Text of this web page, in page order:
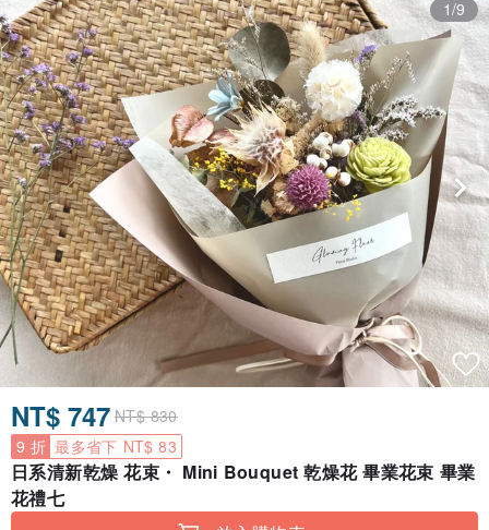
1/9
NT$ 747 NT$ 830
9 折 最多省下 NT$ 83
日系清新乾燥 花束・ Mini Bouquet 乾燥花 畢業花束 畢業
花禮七